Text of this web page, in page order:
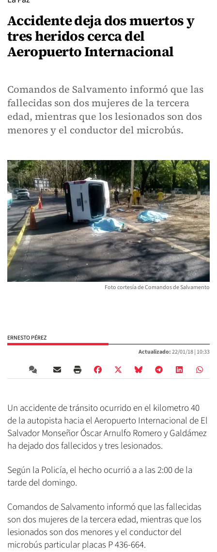
Accidente deja dos muertos y
tres heridos cerca del
Aeropuerto Internacional
Comandos de Salvamento informó que las
fallecidas son dos mujeres de la tercera
edad, mientras que los lesionados son dos
menores y el conductor del microbús.
Foto cortesía de Comandos de Salvamento
ERNESTO PÉREZ
Actualizado:22/01/18 | 10:33
Un accidente de tránsito ocurrido en el kilometro 40
de la autopista hacia el Aeropuerto Internacional de El
Salvador Monseñor Óscar Arnulfo Romero y Galdámez
ha dejado dos fallecidos y tres lesionados.
Según la Policía, el hecho ocurrió a a las 2:00 de la
tarde del domingo.
Comandos de Salvamento informó que las fallecidas
son dos mujeres de la tercera edad, mientras que los
lesionados son dos menores y el conductor del
microbús particular placas P 436-664.